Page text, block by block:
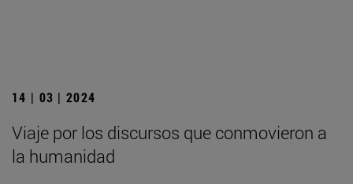
14 | 03 | 2024
Viaje por los discursos que conmovieron a
la humanidad